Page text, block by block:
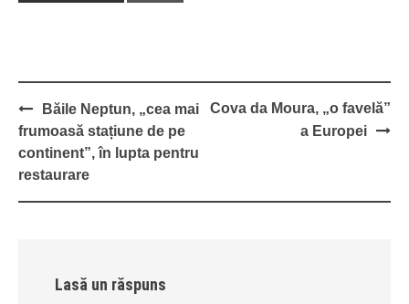
Post
navigation
Băile Neptun, „cea mai
frumoasă stațiune de pe
continent”, în lupta pentru
restaurare
Cova da Moura, „o favelă”
a Europei
Lasă un răspuns